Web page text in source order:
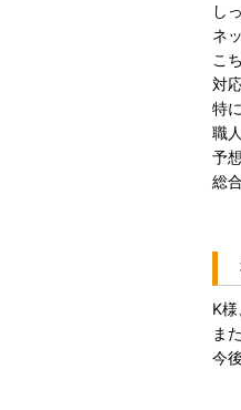
し
ネ
こ
対
特
職
予
総
K
ま
今